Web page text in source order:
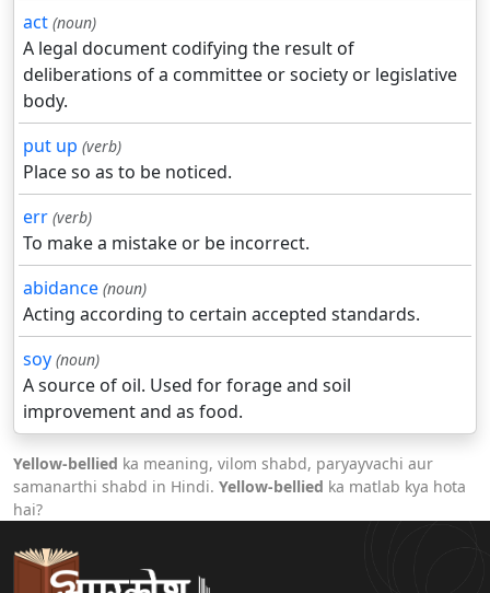
act (noun)
A legal document codifying the result of
deliberations of a committee or society or legislative
body.
put up (verb)
Place so as to be noticed.
err (verb)
To make a mistake or be incorrect.
abidance (noun)
Acting according to certain accepted standards.
soy (noun)
A source of oil. Used for forage and soil
improvement and as food.
Yellow-bellied ka meaning, vilom shabd, paryayvachi aur
samanarthi shabd in Hindi. Yellow-bellied ka matlab kya hota
hai?